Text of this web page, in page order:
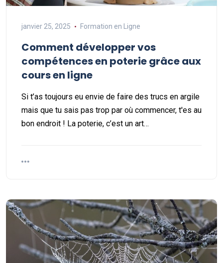
janvier 25, 2025 Formation en Ligne
Comment développer vos
compétences en poterie grâce aux
cours en ligne
Si t’as toujours eu envie de faire des trucs en argile
mais que tu sais pas trop par où commencer, t'es au
bon endroit ! La poterie, c’est un art…